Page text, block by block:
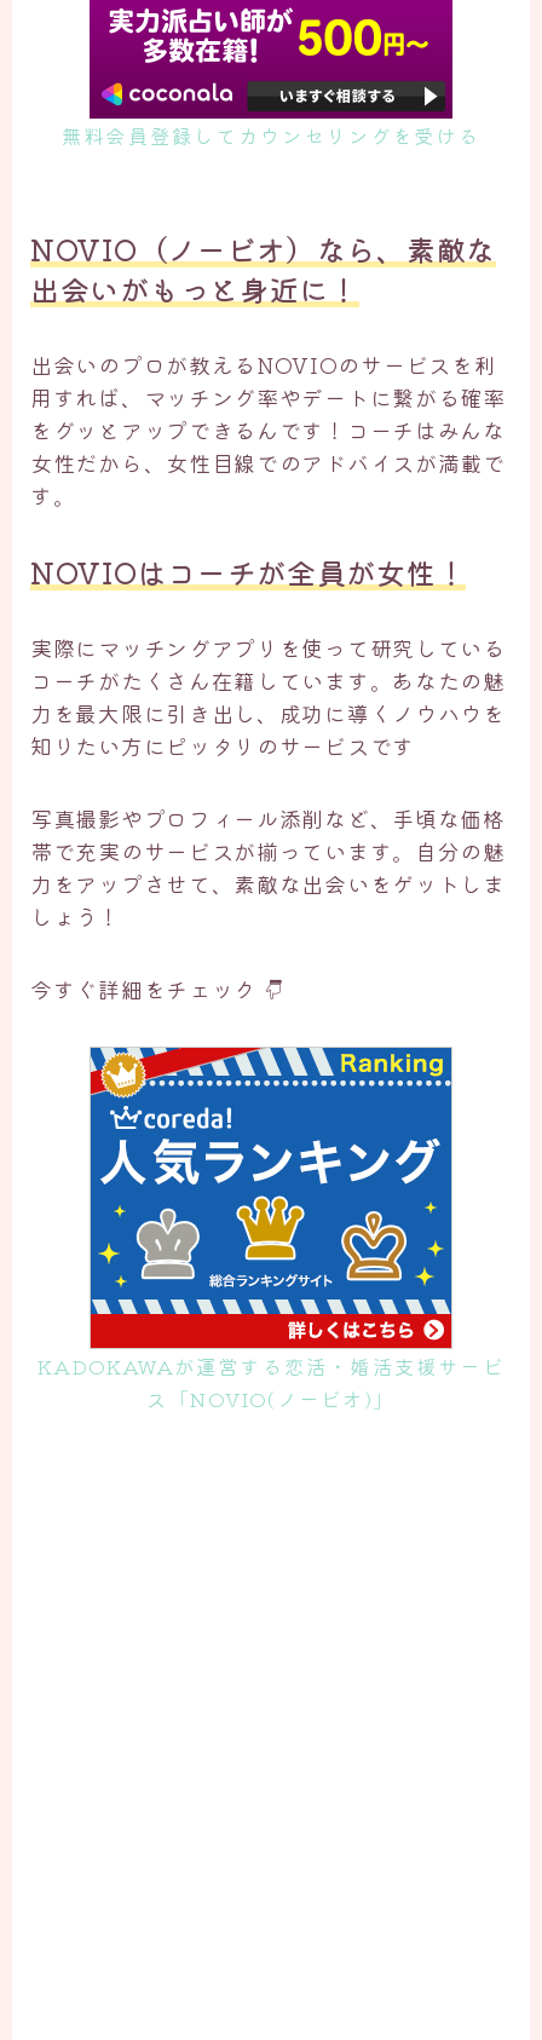
無料会員登録してカウンセリングを受ける
NOVIO（ノービオ）なら、素敵な
出会いがもっと身近に！
出会いのプロが教えるNOVIOのサービスを利
用すれば、マッチング率やデートに繋がる確率
をグッとアップできるんです！コーチはみんな
女性だから、女性目線でのアドバイスが満載で
す。
NOVIOはコーチが全員が女性！
実際にマッチングアプリを使って研究している
コーチがたくさん在籍しています。あなたの魅
力を最大限に引き出し、成功に導くノウハウを
知りたい方にピッタリのサービスです
写真撮影やプロフィール添削など、手頃な価格
帯で充実のサービスが揃っています。自分の魅
力をアップさせて、素敵な出会いをゲットしま
しょう！
今すぐ詳細をチェック
KADOKAWAが運営する恋活・婚活支援サービ
ス「NOVIO(ノービオ)」